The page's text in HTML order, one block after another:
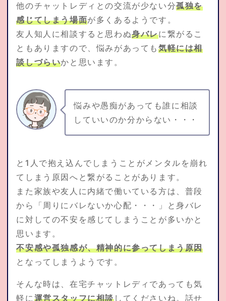
他のチャットレディとの交流が少ない分孤独を
感じてしまう場面が多くあるようです。
友人知人に相談すると思わぬ身バレに繋がるこ
ともありますので、悩みがあっても 気軽には相
談しづらいかと思います。
悩みや愚痴があっても誰に相談
していいのか分からない・・・
と1人で抱え込んでしまうことがメンタルを崩れ
てしまう原因へと繋がることがあります。
また家族や友人に内緒で働いている方は、普段
から「周りにバレないか心配・・・」と身バレ
に対しての不安を感じてしまうことが多いかと
思います。
不安感や孤独感が、精神的に参ってしまう原因
となってしまうようです。
そんな時は、在宅チャットレディであっても気
軽に運営スタッフに相談してくださいね。話せ